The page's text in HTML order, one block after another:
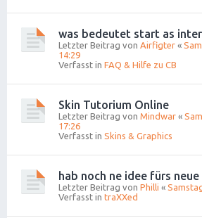
was bedeutet start as
Letzter Beitrag von Airfigter «
14:29
Verfasst in FAQ & Hilfe zu CB
Skin Tutorium Online
Letzter Beitrag von Mindwar «
17:26
Verfasst in Skins & Graphics
hab noch ne idee fürs
Letzter Beitrag von Philli «
Verfasst in traXXed